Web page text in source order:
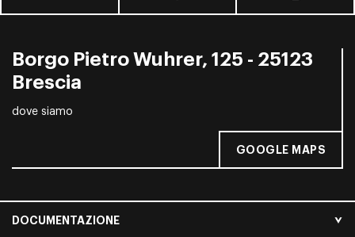
Borgo Pietro Wuhrer, 125 - 25123
Brescia
dove siamo
GOOGLE MAPS
DOCUMENTAZIONE